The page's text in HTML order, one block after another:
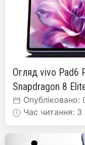
Огляд vivo Pad6
Snapdragon 8
Опубліковано:
Час читання: 3